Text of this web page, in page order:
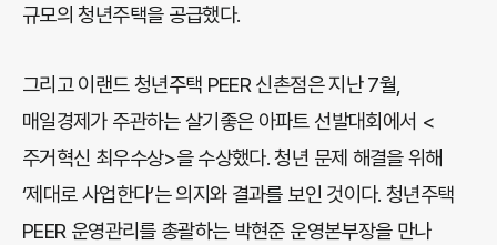
규모의 청년주택을 공급했다.
그리고 이랜드 청년주택 PEER 신촌점은 지난 7월,
매일경제가 주관하는 살기좋은 아파트 선발대회에서 <
주거혁신 최우수상>을 수상했다. 청년 문제 해결을 위해
‘제대로 사업한다’는 의지와 결과를 보인 것이다. 청년주택
PEER 운영관리를 총괄하는 박현준 운영본부장을 만나